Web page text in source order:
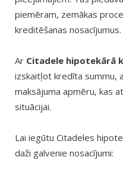
piemēram, zemākas
kreditēšanas nosacījumus.
Ar Citadele hipotekārā
izskaitļot kredīta summu,
maksājuma apmēru, kas
situācijai.
Lai iegūtu Citadeles
daži galvenie nosacījumi: